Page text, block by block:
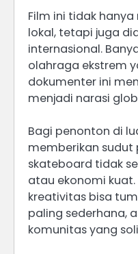
Film ini tidak
lokal, tetapi juga
internasional.
olahraga ekstrem
dokumenter ini
menjadi narasi
Bagi penonton di
memberikan
skateboard tidak
atau ekonomi
kreativitas bisa
paling sederhana,
komunitas yang